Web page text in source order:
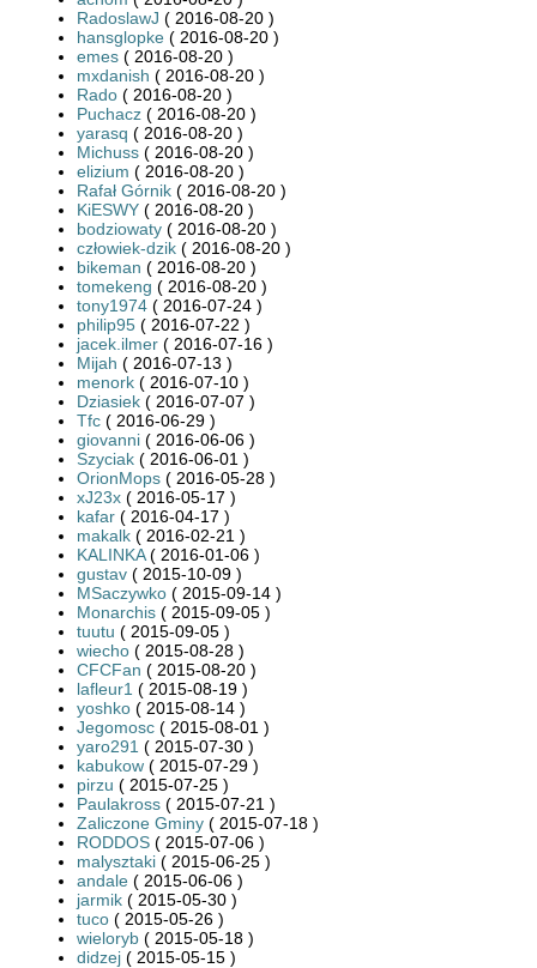
RadoslawJ ( 2016-08-20 )
hansglopke ( 2016-08-20 )
emes ( 2016-08-20 )
mxdanish ( 2016-08-20 )
Rado ( 2016-08-20 )
Puchacz ( 2016-08-20 )
yarasq ( 2016-08-20 )
Michuss ( 2016-08-20 )
elizium ( 2016-08-20 )
Rafał Górnik ( 2016-08-20 )
KiESWY ( 2016-08-20 )
bodziowaty ( 2016-08-20 )
człowiek-dzik ( 2016-08-20 )
bikeman ( 2016-08-20 )
tomekeng ( 2016-08-20 )
tony1974 ( 2016-07-24 )
philip95 ( 2016-07-22 )
jacek.ilmer ( 2016-07-16 )
Mijah ( 2016-07-13 )
menork ( 2016-07-10 )
Dziasiek ( 2016-07-07 )
Tfc ( 2016-06-29 )
giovanni ( 2016-06-06 )
Szyciak ( 2016-06-01 )
OrionMops ( 2016-05-28 )
xJ23x ( 2016-05-17 )
kafar ( 2016-04-17 )
makalk ( 2016-02-21 )
KALINKA( 2016-01-06 )
gustav ( 2015-10-09 )
MSaczywko ( 2015-09-14 )
Monarchis ( 2015-09-05 )
tuutu ( 2015-09-05 )
wiecho ( 2015-08-28 )
CFCFan ( 2015-08-20 )
lafleur1 ( 2015-08-19 )
yoshko ( 2015-08-14 )
Jegomosc ( 2015-08-01 )
yaro291 ( 2015-07-30 )
kabukow ( 2015-07-29 )
pirzu ( 2015-07-25 )
Paulakross ( 2015-07-21 )
Zaliczone Gminy ( 2015-07-18 )
RODDOS ( 2015-07-06 )
malysztaki ( 2015-06-25 )
andale ( 2015-06-06 )
jarmik ( 2015-05-30 )
tuco ( 2015-05-26 )
wieloryb ( 2015-05-18 )
didzej ( 2015-05-15 )